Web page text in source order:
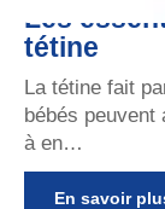
Les
tétine
La tétine fait
bébés peuvent
à en…
En savoir